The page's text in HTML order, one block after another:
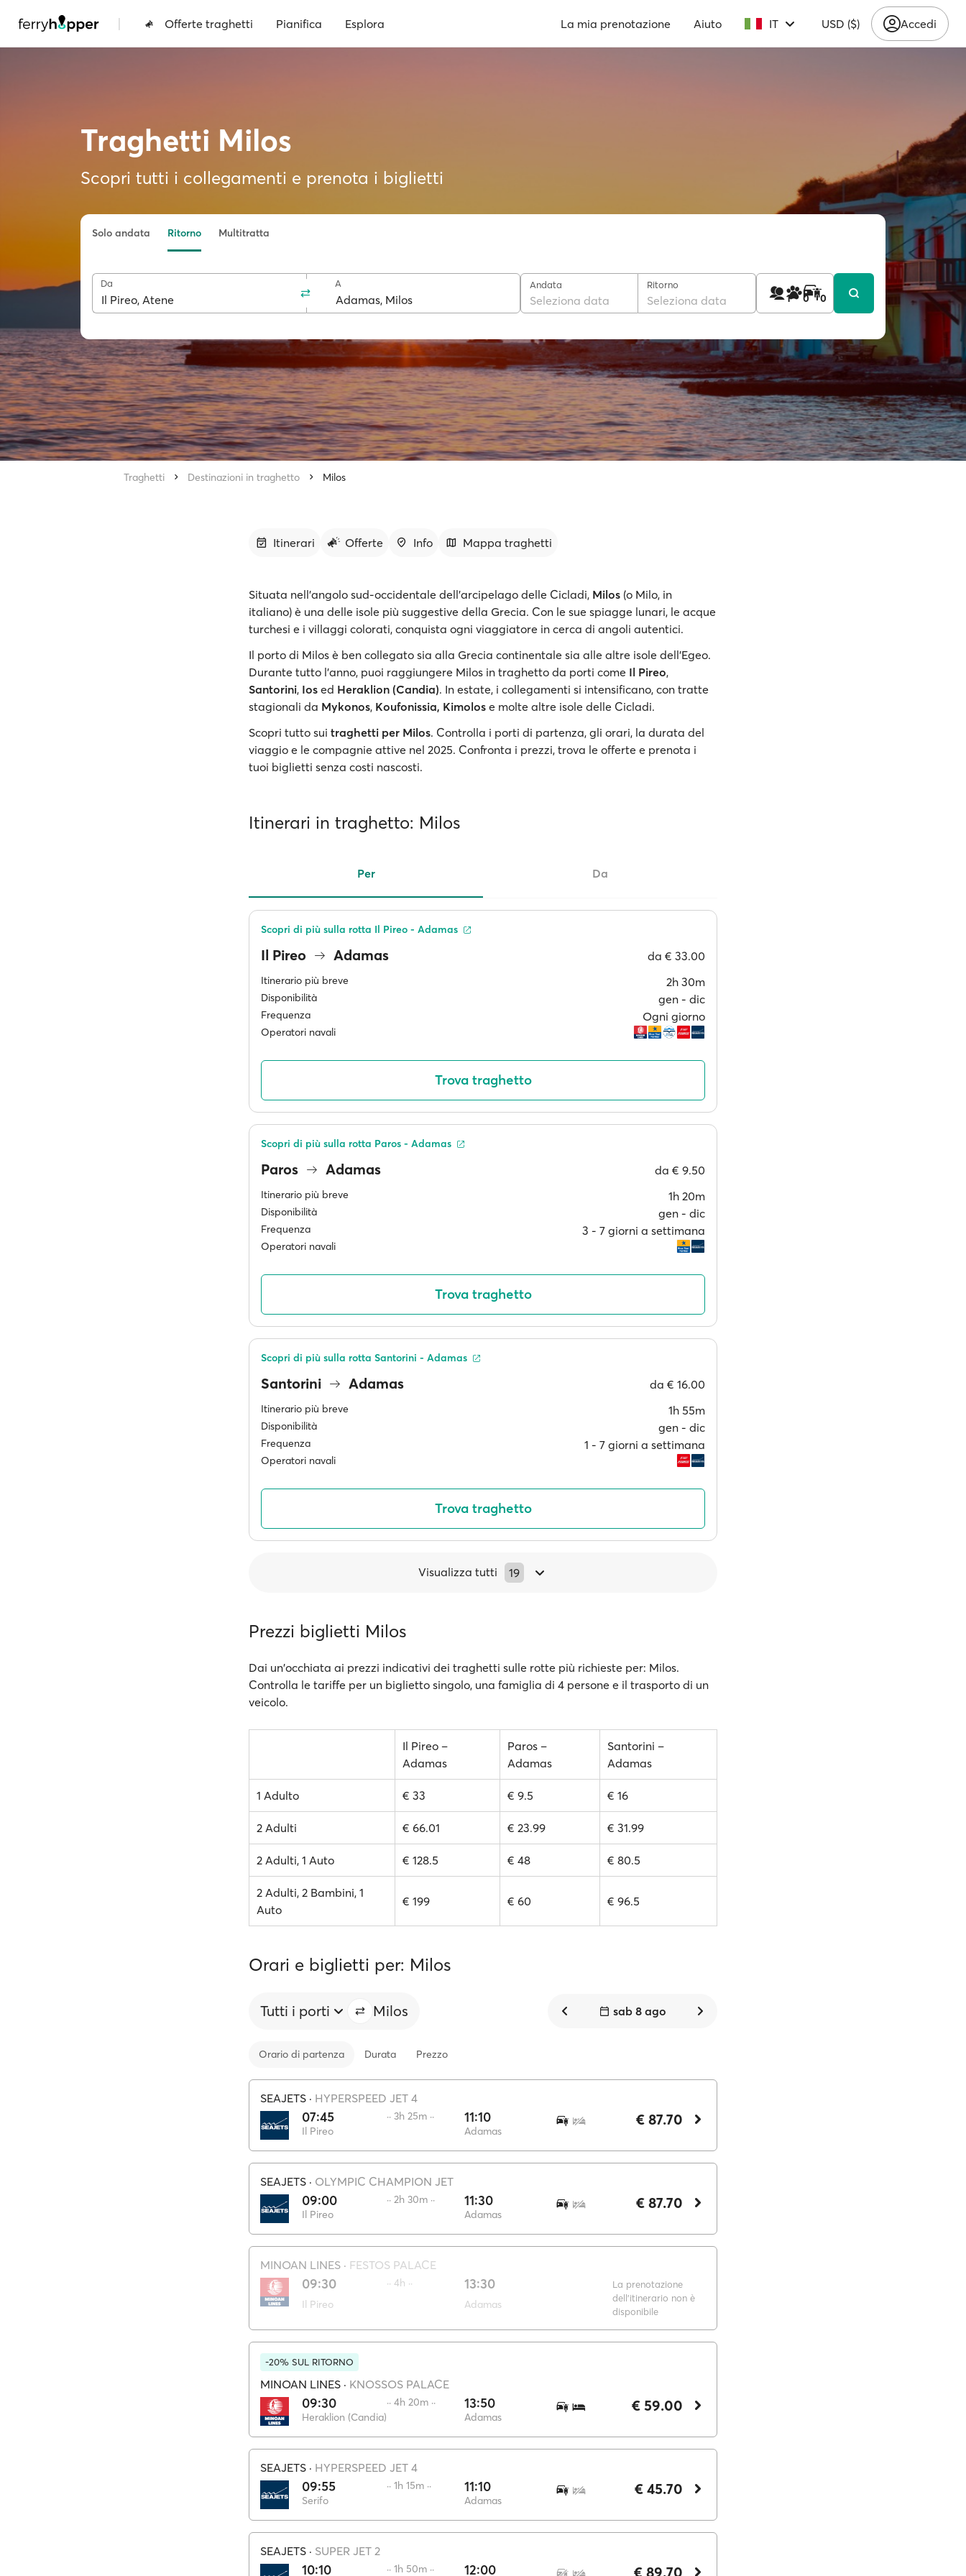
| Offerte traghetti Pianifica Esplora La mia prenotazione Aiuto IT USD ($) Accedi
Traghetti Milos
Scopri tutti i collegamenti e prenota i biglietti
Solo andata Ritorno Multitratta
Da A Andata
Seleziona data
Ritorno
Seleziona data 1 0 0
Traghetti Destinazioni in traghetto Milos
Itinerari Offerte Info Mappa traghetti
Situata nell’angolo sud-occidentale dell'arcipelago delle Cicladi, Milos (o Milo, in
italiano) è una delle isole più suggestive della Grecia. Con le sue spiagge lunari, le acque
turchesi e i villaggi colorati, conquista ogni viaggiatore in cerca di angoli autentici.
Il porto di Milos è ben collegato sia alla Grecia continentale sia alle altre isole dell’Egeo.
Durante tutto l’anno, puoi raggiungere Milos in traghetto da porti come Il Pireo,
Santorini, Ios ed Heraklion (Candia). In estate, i collegamenti si intensificano, con tratte
stagionali da Mykonos, Koufonissia, Kimolos e molte altre isole delle Cicladi.
Scopri tutto sui traghetti per Milos. Controlla i porti di partenza, gli orari, la durata del
viaggio e le compagnie attive nel 2025. Confronta i prezzi, trova le offerte e prenota i
tuoi biglietti senza costi nascosti.
Itinerari in traghetto: Milos
Per Da
Il Pireo Adamas da € 33.00
Itinerario più breve 2h 30m
Disponibilità gen ‐ dic
Frequenza Ogni giorno
Operatori navali
Scopri di più sulla rotta Il Pireo - Adamas
Trova traghetto
Paros Adamas da € 9.50
Itinerario più breve 1h 20m
Disponibilità gen ‐ dic
Frequenza 3 ‐ 7 giorni a settimana
Operatori navali
Scopri di più sulla rotta Paros - Adamas
Trova traghetto
Santorini Adamas da € 16.00
Itinerario più breve 1h 55m
Disponibilità gen ‐ dic
Frequenza 1 ‐ 7 giorni a settimana
Operatori navali
Scopri di più sulla rotta Santorini - Adamas
Trova traghetto
Visualizza tutti 19
Prezzi biglietti Milos
Dai un'occhiata ai prezzi indicativi dei traghetti sulle rotte più richieste per: Milos.
Controlla le tariffe per un biglietto singolo, una famiglia di 4 persone e il trasporto di un
veicolo.
Il Pireo –
Adamas
Paros –
Adamas
Santorini –
Adamas
1 Adulto € 33 € 9.5 € 16
2 Adulti € 66.01 € 23.99 € 31.99
2 Adulti, 1 Auto € 128.5 € 48 € 80.5
2 Adulti, 2 Bambini, 1
Auto
€ 199 € 60 € 96.5
Orari e biglietti per: Milos
Tutti i porti Milos sab 8 ago
Orario di partenza Durata Prezzo
SEAJETS · HYPERSPEED JET 4
07:45
Il Pireo
·· 3h 25m ·· 11:10
Adamas
€ 87.70
SEAJETS · OLYMPIC CHAMPION JET
09:00
Il Pireo
·· 2h 30m ·· 11:30
Adamas
€ 87.70
MINOAN LINES · FESTOS PALACE
09:30
Il Pireo
·· 4h ·· 13:30
Adamas
La prenotazione
dell'itinerario non è
disponibile
-20% SUL RITORNO
MINOAN LINES · KNOSSOS PALACE
09:30
Heraklion (Candia)
·· 4h 20m ·· 13:50
Adamas
€ 59.00
SEAJETS · HYPERSPEED JET 4
09:55
Serifo
·· 1h 15m ·· 11:10
Adamas
€ 45.70
SEAJETS · SUPER JET 2
10:10 ·· 1h 50m ·· 12:00 € 89.70